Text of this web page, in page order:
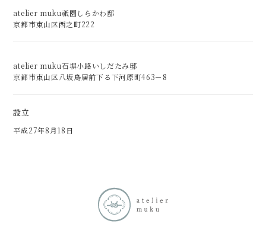
atelier muku祇園しらかわ邸
京都市東山区西之町222
atelier muku石塀小路いしだたみ邸
京都市東山区八坂鳥居前下る下河原町463－8
設立
平成27年8月18日